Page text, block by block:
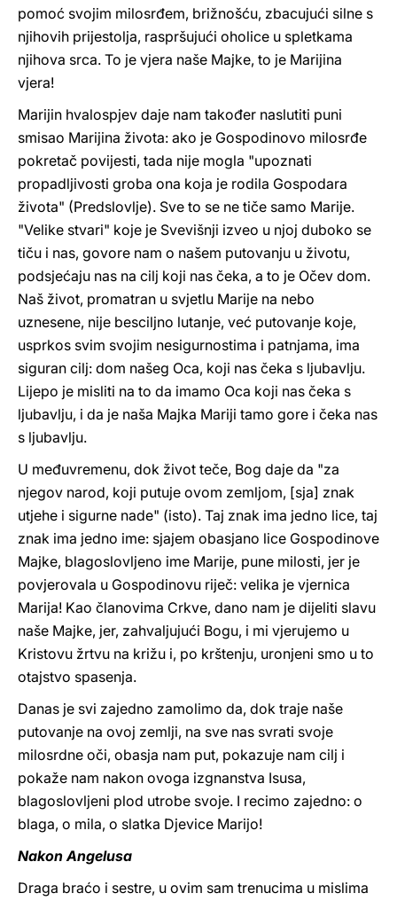
pomoć svojim milosrđem, brižnošću, zbacujući silne s
njihovih prijestolja, raspršujući oholice u spletkama
njihova srca. To je vjera naše Majke, to je Marijina
vjera!
Marijin hvalospjev daje nam također naslutiti puni
smisao Marijina života: ako je Gospodinovo milosrđe
pokretač povijesti, tada nije mogla "upoznati
propadljivosti groba ona koja je rodila Gospodara
života" (Predslovlje). Sve to se ne tiče samo Marije.
"Velike stvari" koje je Svevišnji izveo u njoj duboko se
tiču i nas, govore nam o našem putovanju u životu,
podsjećaju nas na cilj koji nas čeka, a to je Očev dom.
Naš život, promatran u svjetlu Marije na nebo
uznesene, nije besciljno lutanje, već putovanje koje,
usprkos svim svojim nesigurnostima i patnjama, ima
siguran cilj: dom našeg Oca, koji nas čeka s ljubavlju.
Lijepo je misliti na to da imamo Oca koji nas čeka s
ljubavlju, i da je naša Majka Mariji tamo gore i čeka nas
s ljubavlju.
U međuvremenu, dok život teče, Bog daje da "za
njegov narod, koji putuje ovom zemljom, [sja] znak
utjehe i sigurne nade" (isto). Taj znak ima jedno lice, taj
znak ima jedno ime: sjajem obasjano lice Gospodinove
Majke, blagoslovljeno ime Marije, pune milosti, jer je
povjerovala u Gospodinovu riječ: velika je vjernica
Marija! Kao članovima Crkve, dano nam je dijeliti slavu
naše Majke, jer, zahvaljujući Bogu, i mi vjerujemo u
Kristovu žrtvu na križu i, po krštenju, uronjeni smo u to
otajstvo spasenja.
Danas je svi zajedno zamolimo da, dok traje naše
putovanje na ovoj zemlji, na sve nas svrati svoje
milosrdne oči, obasja nam put, pokazuje nam cilj i
pokaže nam nakon ovoga izgnanstva Isusa,
blagoslovljeni plod utrobe svoje. I recimo zajedno: o
blaga, o mila, o slatka Djevice Marijo!
Nakon Angelusa
Draga braćo i sestre, u ovim sam trenucima u mislima